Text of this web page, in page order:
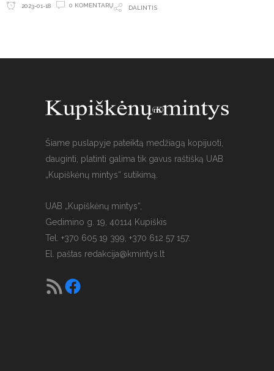
2023-01-18 0 KOMENTARŲ DALINTIS
Šiame puslapyje pateiktą medžiagą kopijuoti,
dauginti, platinti galima tik gavus raštišką UAB
„Kupiškėnų mintys“ sutikimą.
UAB „Kupiškėnų mintys“,
Gedimino g. 19, 40114 Kupiškis
Tel. +370 605 19 399, +370 612 57 157.
El. paštas redakcija@kmintys.lt